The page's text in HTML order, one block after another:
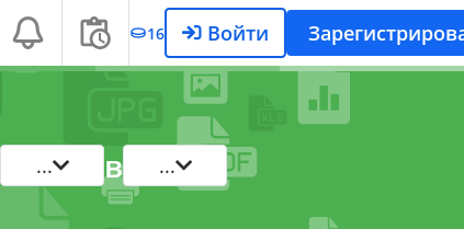
16 Войти
... в ...